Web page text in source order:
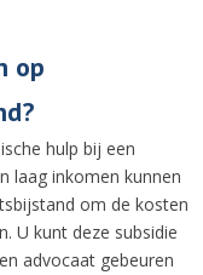
op
hulp bij een
laag inkomen kunnen
om de kosten
U kunt deze subsidie
advocaat gebeuren